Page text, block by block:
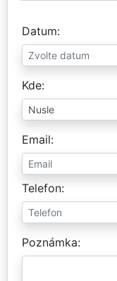
Datum
Kde
Email
Telefon
Poznámka